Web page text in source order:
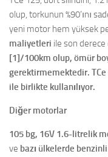
olup, torkunun %90’ını
yeni motor hem yüksek
maliyetleri ile son
[1]/100km olup, ömür
gerektirmemektedir.
ile birlikte kullanılıyor.
Diğer motorlar
105 bg, 16V 1.6-litrelik
ve bazı ülkelerde